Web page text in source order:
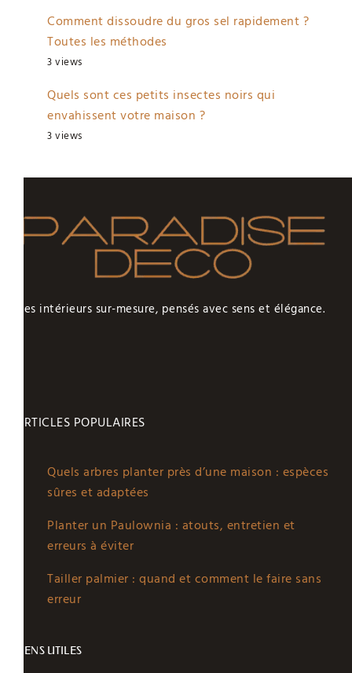
Comment dissoudre du gros sel rapidement ?
Toutes les méthodes
3 views
Quels sont ces petits insectes noirs qui
envahissent votre maison ?
3 views
Des intérieurs sur-mesure, pensés avec sens et élégance.
ARTICLES POPULAIRES
Quels arbres planter près d’une maison : espèces
sûres et adaptées
Planter un Paulownia : atouts, entretien et
erreurs à éviter
Tailler palmier : quand et comment le faire sans
erreur
LIENS UTILES